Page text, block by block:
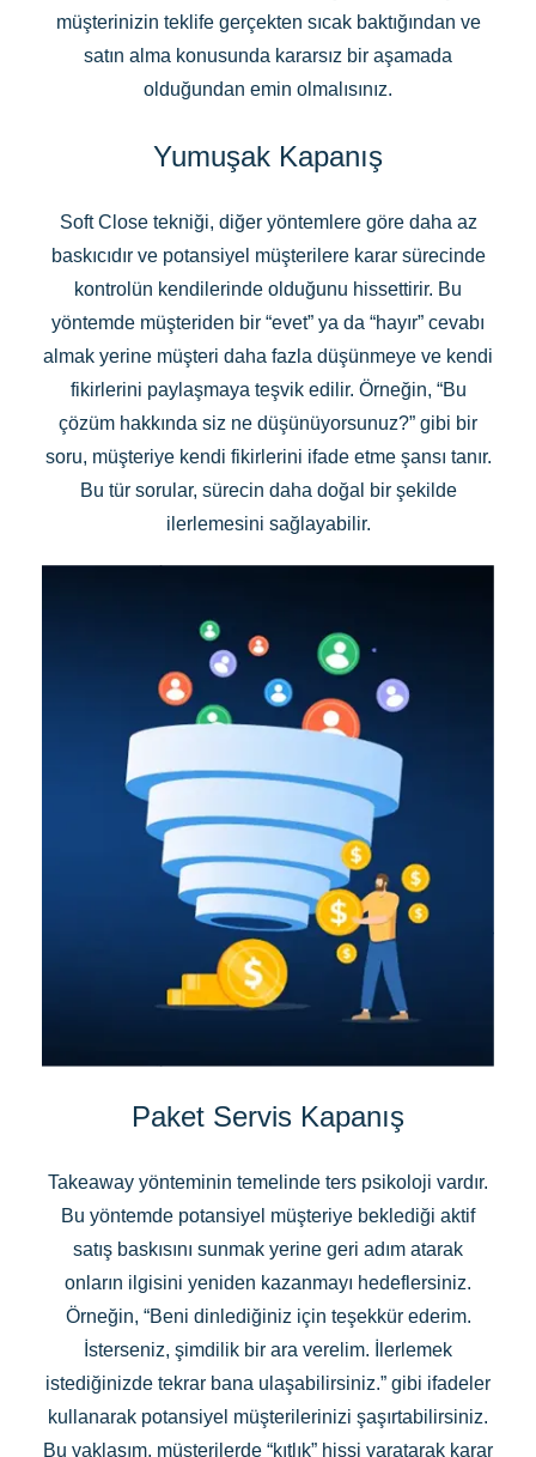
müşterinizin teklife gerçekten sıcak baktığından ve
satın alma konusunda kararsız bir aşamada
olduğundan emin olmalısınız.
Yumuşak Kapanış
Soft Close tekniği, diğer yöntemlere göre daha az
baskıcıdır ve potansiyel müşterilere karar sürecinde
kontrolün kendilerinde olduğunu hissettirir. Bu
yöntemde müşteriden bir “evet” ya da “hayır” cevabı
almak yerine müşteri daha fazla düşünmeye ve kendi
fikirlerini paylaşmaya teşvik edilir. Örneğin, “Bu
çözüm hakkında siz ne düşünüyorsunuz?” gibi bir
soru, müşteriye kendi fikirlerini ifade etme şansı tanır.
Bu tür sorular, sürecin daha doğal bir şekilde
ilerlemesini sağlayabilir.
Paket Servis Kapanış
Takeaway yönteminin temelinde ters psikoloji vardır.
Bu yöntemde potansiyel müşteriye beklediği aktif
satış baskısını sunmak yerine geri adım atarak
onların ilgisini yeniden kazanmayı hedeflersiniz.
Örneğin, “Beni dinlediğiniz için teşekkür ederim.
İsterseniz, şimdilik bir ara verelim. İlerlemek
istediğinizde tekrar bana ulaşabilirsiniz.” gibi ifadeler
kullanarak potansiyel müşterilerinizi şaşırtabilirsiniz.
Bu yaklaşım, müşterilerde “kıtlık” hissi yaratarak karar